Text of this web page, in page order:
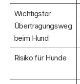
Wichtigster
Übertragungsweg
beim Hund
Risiko für Hunde